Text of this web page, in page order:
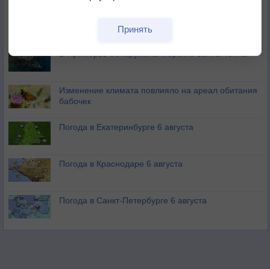
В Приморье обнаружены морские волны тепла
Изменение климата повлияло на ареал обитания
бабочек
Погода в Екатеринбурге 6 августа
Погода в Краснодаре 6 августа
Погода в Санкт-Петербурге 6 августа
Принять